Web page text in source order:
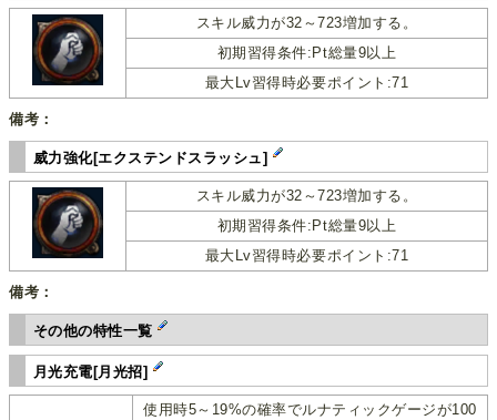
スキル威力が32～723増加する。
初期習得条件:Pt総量9以上
最大Lv習得時必要ポイント:71
備考：
威力強化[エクステンドスラッシュ]
スキル威力が32～723増加する。
初期習得条件:Pt総量9以上
最大Lv習得時必要ポイント:71
備考：
その他の特性一覧
月光充電[月光招]
使用時5～19%の確率でルナティックゲージが100